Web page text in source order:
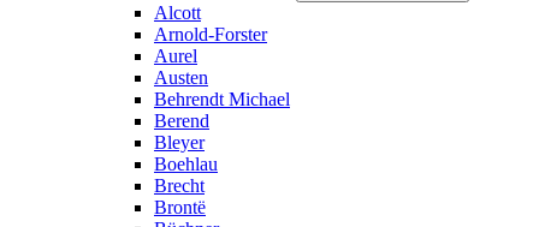
Alcott
Arnold-Forster
Aurel
Austen
Behrendt Michael
Berend
Bleyer
Boehlau
Brecht
Brontë